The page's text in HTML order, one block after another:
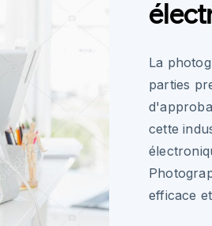
La
parties
cette
efficace